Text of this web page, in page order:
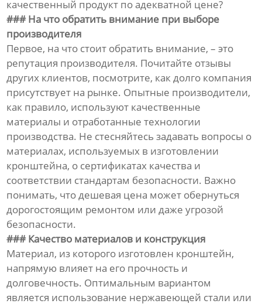
качественный продукт по адекватной цене?
### На что обратить внимание при выборе
производителя
Первое, на что стоит обратить внимание, – это
репутация производителя. Почитайте отзывы
других клиентов, посмотрите, как долго компания
присутствует на рынке. Опытные производители,
как правило, используют качественные
материалы и отработанные технологии
производства. Не стесняйтесь задавать вопросы о
материалах, используемых в изготовлении
кронштейна, о сертификатах качества и
соответствии стандартам безопасности. Важно
понимать, что дешевая цена может обернуться
дорогостоящим ремонтом или даже угрозой
безопасности.
### Качество материалов и конструкция
Материал, из которого изготовлен кронштейн,
напрямую влияет на его прочность и
долговечность. Оптимальным вариантом
является использование нержавеющей стали или